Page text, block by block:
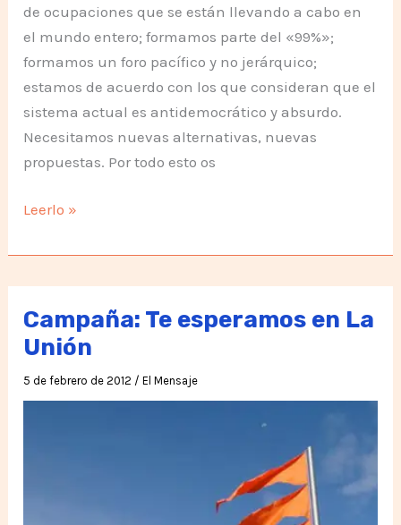
de ocupaciones que se están llevando a cabo en
el mundo entero; formamos parte del «99%»;
formamos un foro pacífico y no jerárquico;
estamos de acuerdo con los que consideran que el
sistema actual es antidemocrático y absurdo.
Necesitamos nuevas alternativas, nuevas
propuestas. Por todo esto os
St.
Cathedral
Occupy
London
Leerlo »
Campaña: Te esperamos en La
Unión
5 de febrero de 2012 /El Mensaje